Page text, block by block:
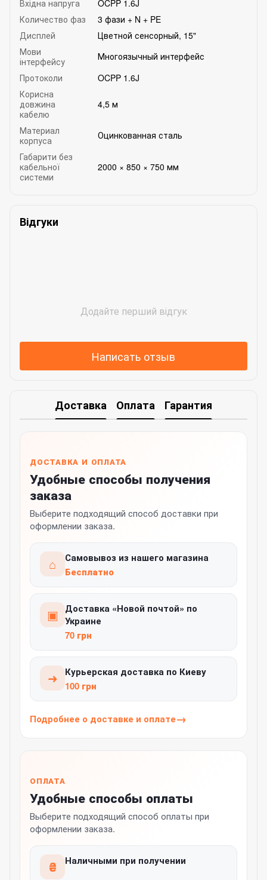
Вхідна напруга
OCPP 1.6J
Количество фаз
3 фази + N + PE
Дисплей
Цветной сенсорный, 15"
Мови
інтерфейсу
Многоязычный интерфейс
Протоколи
OCPP 1.6J
Корисна
довжина
кабелю
4,5 м
Материал
корпуса
Оцинкованная сталь
Габарити без
кабельної
системи
2000 × 850 × 750 мм
Відгуки
Додайте перший відгук
Написать отзыв
Доставка Оплата Гарантия
ДОСТАВКА И ОПЛАТА
Удобные способы получения
заказа
Выберите подходящий способ доставки при
оформлении заказа.
⌂
Самовывоз из нашего магазина
Бесплатно
▣
Доставка «Новой почтой» по
Украине
70 грн
➜
Курьерская доставка по Киеву
100 грн
Подробнее о доставке и оплате
ОПЛАТА
Удобные способы оплаты
Выберите подходящий способ оплаты при
оформлении заказа.
₴ Наличными при получении